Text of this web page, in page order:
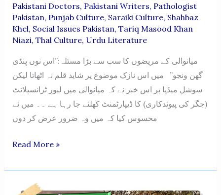
Pakistani Doctors, Pakistani Writers, Pathologist
Pakistan, Punjab Culture, Saraiki Culture, Shahbaz
Khel, Social Issues Pakistan, Tariq Masood Khan
Niazi, Thal Culture, Urdu Literature
میانوالی کے مریضوں کا سب سے بڑا مسئلہ:”اس نوں پنڈی
گھن ونجو” میں اس نازک موضوع پر شاید قلم نہ اٹھاتا لیکن
سوشل میڈیا پر اس خبر نے کہ میانوالی میں لیور ٹرانسپلانٹ
(جگر کی پیوندکاری) کا ڈیپارٹمنٹ کھلنے جا رہا ہے ۔۔ میں نے
محسوس کیا کہ میں وہ ضرور عرض کر دوں
“MIANWALI
MAREEZAN
Read More »